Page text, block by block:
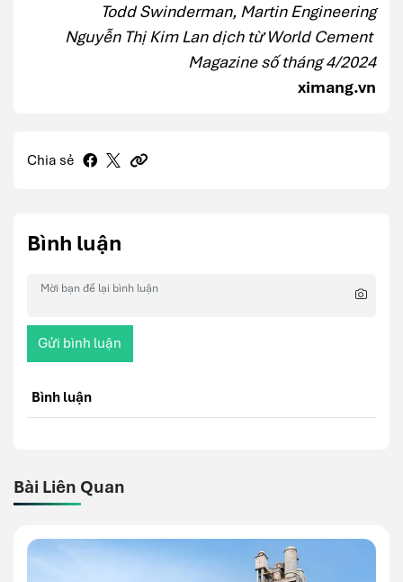
Todd Swinderman, Martin Engineering
Nguyễn Thị Kim Lan dịch từ World Cement
Magazine​ số tháng 4/2024
ximang.vn
Chia sẻ
Bình luận
Gửi bình luận
Bình luận
Bài Liên Quan